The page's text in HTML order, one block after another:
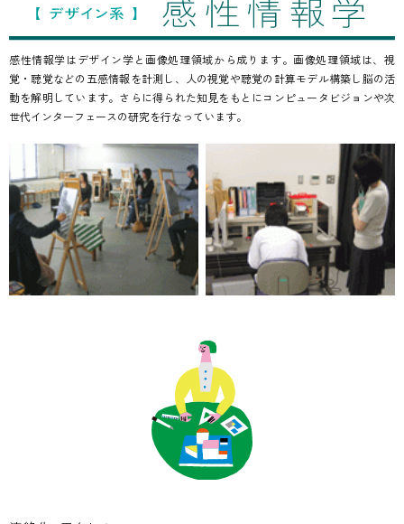
感性情報学はデザイン学と画像処理領域から成ります。画像処理領域は、視
覚・聴覚などの五感情報を計測し、人の視覚や聴覚の計算モデル構築し脳の活
動を解明しています。さらに得られた知見をもとにコンピュータビジョンや次
世代インターフェースの研究を行なっています。